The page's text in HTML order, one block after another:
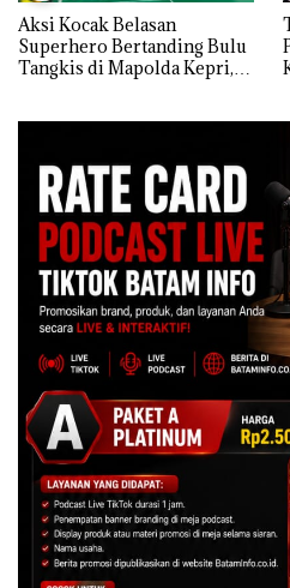
Aksi Kocak Belasan
Superhero Bertanding Bulu
Tangkis di Mapolda Kepri,